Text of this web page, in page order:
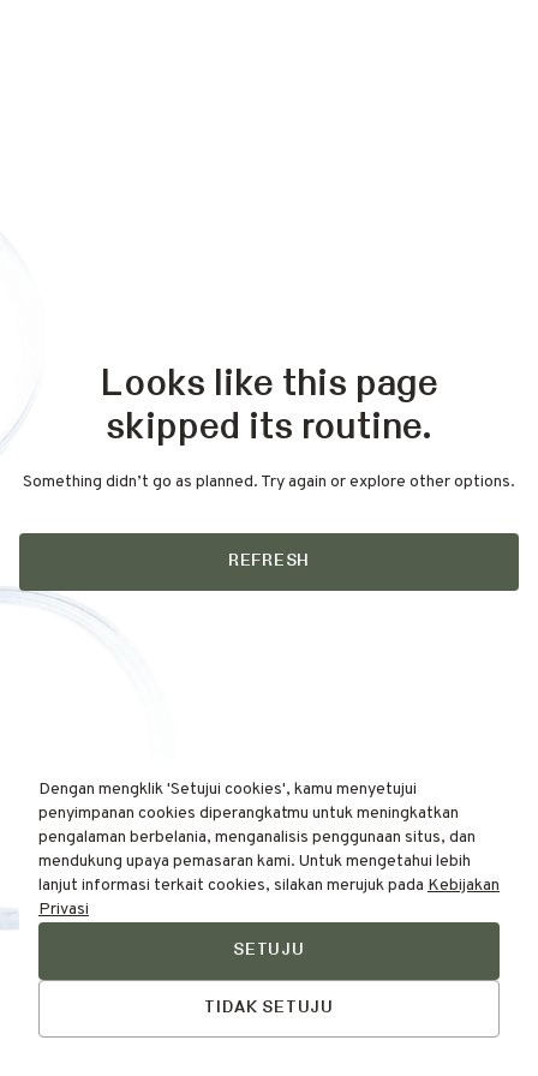
Looks like this page
skipped its routine.
Something didn’t go as planned. Try again or explore other options.
REFRESH
Dengan mengklik 'Setujui cookies', kamu menyetujui
penyimpanan cookies diperangkatmu untuk meningkatkan
pengalaman berbelania, menganalisis penggunaan situs, dan
mendukung upaya pemasaran kami. Untuk mengetahui lebih
lanjut informasi terkait cookies, silakan merujuk pada Kebijakan
Privasi
SETUJU
TIDAK SETUJU
Find Your